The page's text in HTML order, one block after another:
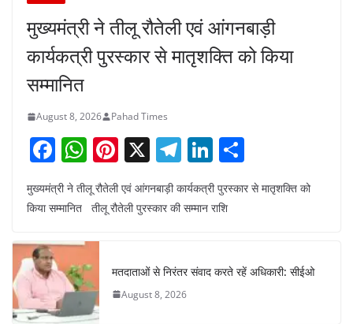
मुख्यमंत्री ने तीलू रौतेली एवं आंगनबाड़ी
कार्यकत्री पुरस्कार से मातृशक्ति को किया
सम्मानित
August 8, 2026 Pahad Times
F
a
c
b
o
o
W
h
at
A
p
p
Pi
nt
er
X T
el
e
m
Li
n
k
n
h
ar
मुख्यमंत्री ने तीलू रौतेली एवं आंगनबाड़ी कार्यकत्री पुरस्कार से मातृशक्ति को
किया सम्मानित तीलू रौतेली पुरस्कार की सम्मान राशि
मतदाताओं से निरंतर संवाद करते रहें अधिकारी: सीईओ
August 8, 2026